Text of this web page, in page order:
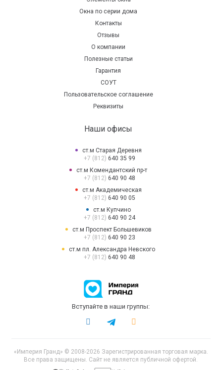
Окна по серии дома
Контакты
Отзывы
О компании
Полезные статьи
Гарантия
СОУТ
Пользовательское соглашение
Реквизиты
Наши офисы
ст.м Старая Деревня
+7 (812) 640 35 99
ст.м Комендантский пр-т
+7 (812) 640 90 48
ст.м Академическая
+7 (812) 640 90 05
ст.м Купчино
+7 (812) 640 90 24
ст.м Проспект Большевиков
+7 (812) 640 90 23
ст.м пл. Александра Невского
+7 (812) 640 90 48
Вступайте в наши группы:
«Империя Гранд» © 2008-2026 Зарегистрированная торговая марка.
Все права защищены. Сайт не является публичной офертой.